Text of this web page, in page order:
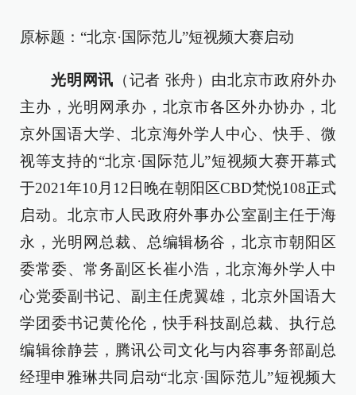
原标题：“北京·国际范儿”短视频大赛启动
光明网讯 （记者 张舟）由北京市政府外办
主办，光明网承办，北京市各区外办协办，北
京外国语大学、北京海外学人中心、快手、微
视等支持的“北京·国际范儿”短视频大赛开幕式
于2021年10月12日晚在朝阳区CBD梵悦108正式
启动。北京市人民政府外事办公室副主任于海
永，光明网总裁、总编辑杨谷，北京市朝阳区
委常委、常务副区长崔小浩，北京海外学人中
心党委副书记、副主任虎翼雄，北京外国语大
学团委书记黄伦伦，快手科技副总裁、执行总
编辑徐静芸，腾讯公司文化与内容事务部副总
经理申雅琳共同启动“北京·国际范儿”短视频大